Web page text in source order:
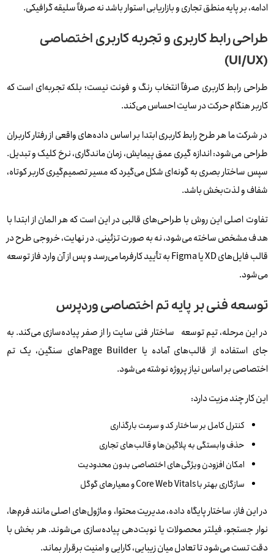
ادامه، بر پایه منطق تجاری و بازاریابی استوار باشد نه صرفاً سلیقه گرافیکی.
طراحی رابط کاربری و تجربه کاربری اختصاصی
(UI/UX)
طراحی رابط کاربری صرفاً انتخاب رنگ و فونت نیست؛ بلکه تجربه‌ای است که
کاربر هنگام حرکت در سایت احساس می‌کند.
در شرکت ما هر طرح رابط کاربری ابتدا بر اساس داده‌های واقعی از رفتار کاربران
طراحی می‌شود: اندازه‌ گیری عمق پیمایش، زمان ماندگاری، نرخ کلیک و تبدیل.
سپس ساختار بصری به گونه‌ای شکل می‌گیرد که مسیر تصمیم‌گیری کاربر کوتاه،
شفاف و لذت‌بخش باشد.
تفاوت اصلی این روش با طراحی‌های قالبی در این است که هر المان از ابتدا با
هدف مشخص ساخته می‌شود، نه به‌ صورت تزئینی. در نهایت، خروجی طرح در
قالب فایل‌های XD یا Figma به تأیید کارفرما می‌رسد و پس از آن وارد فاز توسعه
می‌شود.
توسعه فنی بر پایه تم اختصاصی وردپرس
در این مرحله، تیم توسعه ساختار فنی سایت را از صفر پیاده‌سازی می‌کند. به
جای استفاده از قالب‌های آماده یا Page Builderهای سنگین، یک تم
اختصاصی بر اساس نیاز پروژه نوشته می‌شود.
این کار چند مزیت دارد:
کنترل کامل بر ساختار کد و سرعت بارگذاری
حذف وابستگی به پلاگین‌ها و قالب‌های تجاری
امکان افزودن ویژگی‌های اختصاصی بدون محدودیت
سازگاری بهتر با Core Web Vitals و معیارهای گوگل
در این فاز، ساختار پایگاه داده، مدیریت محتوا، و ماژول‌های اصلی مانند فرم‌ها،
نوار جستجو، فیلتر محصولات یا نوبت‌دهی پیاده‌سازی می‌شوند. هر بخش با
دقت تست می‌شود تا تعادل میان زیبایی، کارایی و امنیت برقرار بماند.